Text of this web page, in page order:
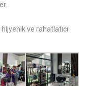
ve rahatlatıcı